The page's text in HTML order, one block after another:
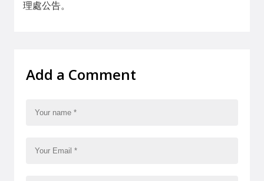
理處公告。
Add a Comment